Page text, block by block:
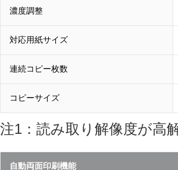
濃度調整
対応用紙サイズ
連続コピー枚数
コピーサイズ
注1：読み取り解像度が高
自動両面印刷機能